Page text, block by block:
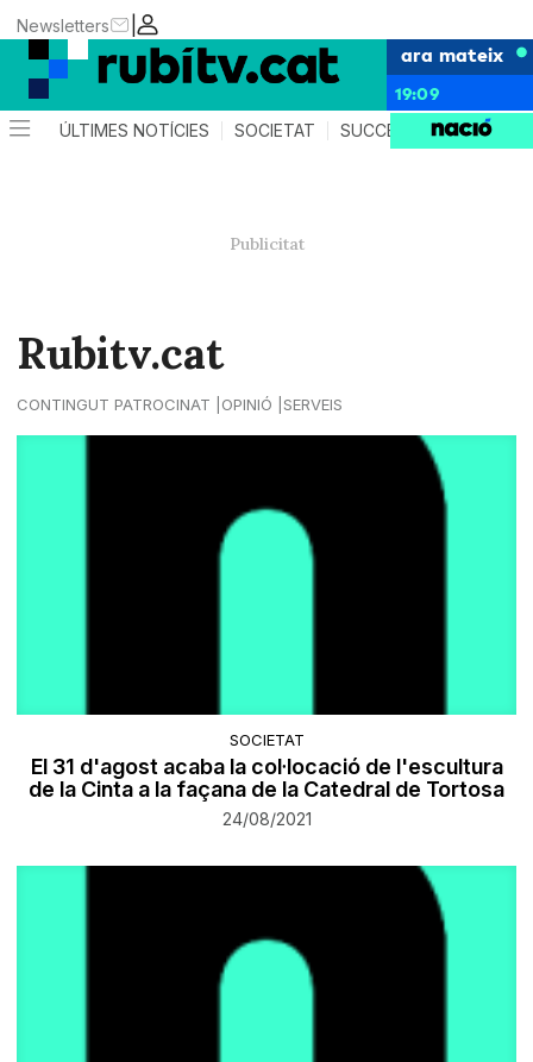
|
Newsletters
ara mateix
19:09
ÚLTIMES NOTÍCIES SOCIETAT SUCCESSOS
Rubitv.cat
CONTINGUT PATROCINAT OPINIÓ SERVEIS
SOCIETAT
El 31 d'agost acaba la col·locació de l'escultura
de la Cinta a la façana de la Catedral de Tortosa
24/08/2021